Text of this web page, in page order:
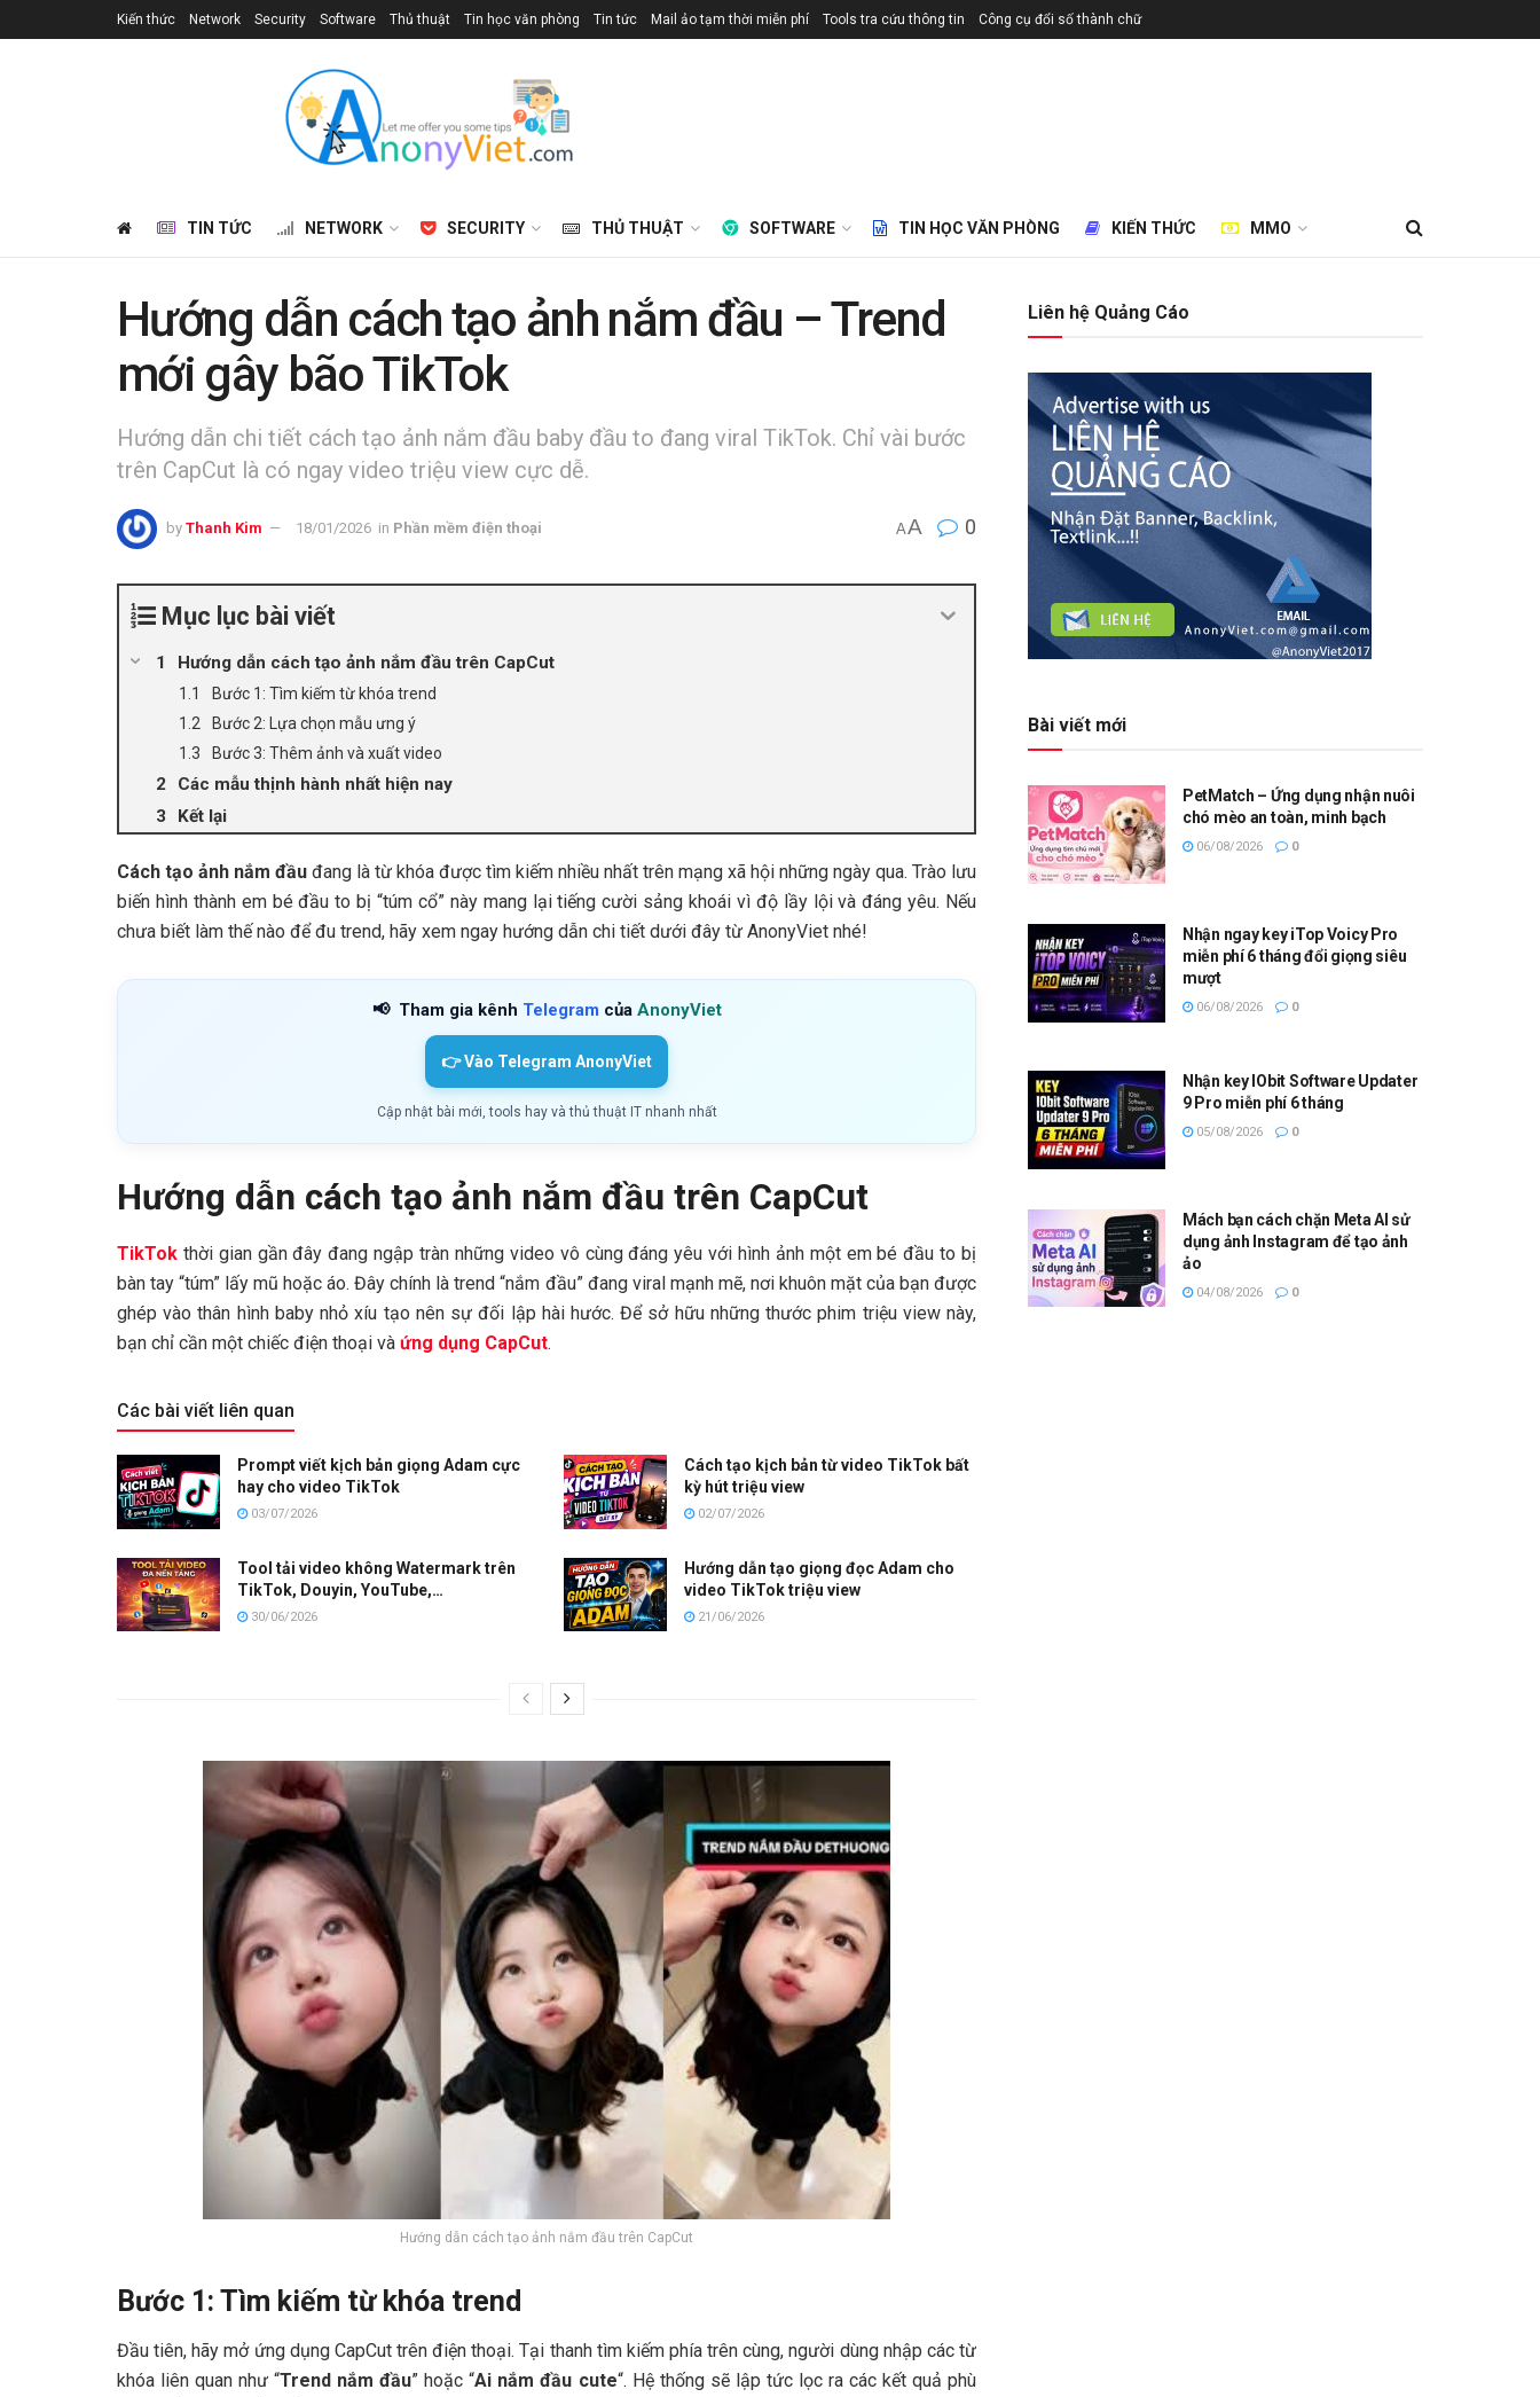
Kiến thức Network Security Software Thủ thuật Tin học văn phòng Tin tức Mail ảo tạm thời miễn phí Tools tra cứu thông tin Công cụ đổi số thành chữ
TIN TỨC NETWORK SECURITY THỦ THUẬT SOFTWARE TIN HỌC VĂN PHÒNG KIẾN THỨC MMO
Hướng dẫn cách tạo ảnh nắm đầu – Trend
mới gây bão TikTok
Hướng dẫn chi tiết cách tạo ảnh nắm đầu baby đầu to đang viral TikTok. Chỉ vài bước
trên CapCut là có ngay video triệu view cực dễ.
by Thanh Kim 18/01/2026 in Phần mềm điện thoại AA 0
Mục lục bài viết
Hướng dẫn cách tạo ảnh nắm đầu trên CapCut
Bước 1: Tìm kiếm từ khóa trend
Bước 2: Lựa chọn mẫu ưng ý
Bước 3: Thêm ảnh và xuất video
Các mẫu thịnh hành nhất hiện nay
Kết lại
Cách tạo ảnh nắm đầu đang là từ khóa được tìm kiếm nhiều nhất trên mạng xã hội những ngày qua. Trào lưu
biến hình thành em bé đầu to bị “túm cổ” này mang lại tiếng cười sảng khoái vì độ lầy lội và đáng yêu. Nếu
chưa biết làm thế nào để đu trend, hãy xem ngay hướng dẫn chi tiết dưới đây từ AnonyViet nhé!
📢 Tham gia kênh Telegram của AnonyViet
👉 Vào Telegram AnonyViet
Cập nhật bài mới, tools hay và thủ thuật IT nhanh nhất
Hướng dẫn cách tạo ảnh nắm đầu trên CapCut
TikTok thời gian gần đây đang ngập tràn những video vô cùng đáng yêu với hình ảnh một em bé đầu to bị
bàn tay “túm” lấy mũ hoặc áo. Đây chính là trend “nắm đầu” đang viral mạnh mẽ, nơi khuôn mặt của bạn được
ghép vào thân hình baby nhỏ xíu tạo nên sự đối lập hài hước. Để sở hữu những thước phim triệu view này,
bạn chỉ cần một chiếc điện thoại và ứng dụng CapCut.
Các bài viết liên quan
Prompt viết kịch bản giọng Adam cực
hay cho video TikTok
03/07/2026
Cách tạo kịch bản từ video TikTok bất
kỳ hút triệu view
02/07/2026
Tool tải video không Watermark trên
TikTok, Douyin, YouTube,…
30/06/2026
Hướng dẫn tạo giọng đọc Adam cho
video TikTok triệu view
21/06/2026
Hướng dẫn cách tạo ảnh nắm đầu trên CapCut
Bước 1: Tìm kiếm từ khóa trend
Đầu tiên, hãy mở ứng dụng CapCut trên điện thoại. Tại thanh tìm kiếm phía trên cùng, người dùng nhập các từ
khóa liên quan như “Trend nắm đầu” hoặc “Ai nắm đầu cute“. Hệ thống sẽ lập tức lọc ra các kết quả phù
Liên hệ Quảng Cáo
Bài viết mới
PetMatch – Ứng dụng nhận nuôi
chó mèo an toàn, minh bạch
06/08/2026 0
Nhận ngay key iTop Voicy Pro
miễn phí 6 tháng đổi giọng siêu
mượt
06/08/2026 0
Nhận key IObit Software Updater
9 Pro miễn phí 6 tháng
05/08/2026 0
Mách bạn cách chặn Meta AI sử
dụng ảnh Instagram để tạo ảnh
ảo
04/08/2026 0